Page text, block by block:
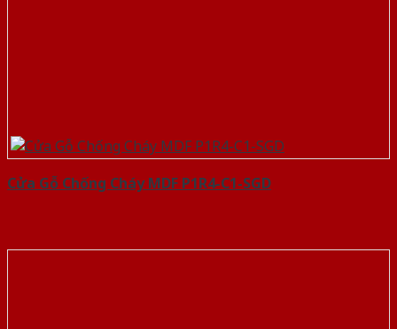
Cửa Gỗ Chống Cháy MDF P1R4-C1-SGD